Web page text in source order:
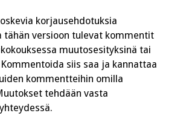
korjausehdotuksia
tähän versioon tulevat kommentit
muutosesityksinä tai
siis saa ja kannattaa
kommentteihin omilla
tehdään vasta